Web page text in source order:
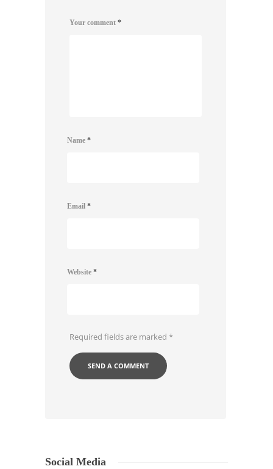
Your comment *
Name *
Email *
Website *
Required fields are marked *
Social Media